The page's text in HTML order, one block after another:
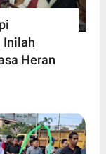
Inilah
Heran